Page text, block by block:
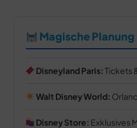
Magische Planung
Disneyland Paris:Tickets
Walt Disney World:
Disney Store: Exklusives